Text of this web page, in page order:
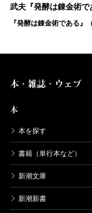
武夫『発酵は錬金術で
『発酵は錬金術である』
本・雑誌・ウェブ
本
本を探す
書籍（単行本など）
新潮文庫
新潮新書